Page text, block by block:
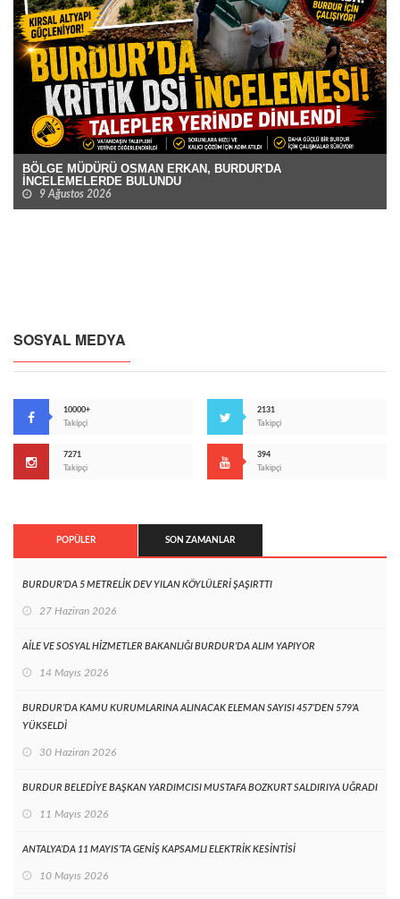
BÖLGE MÜDÜRÜ OSMAN ERKAN, BURDUR'DA
İNCELEMELERDE BULUNDU
9 Ağustos 2026
SOSYAL MEDYA
10000+
Takipçi
2131
Takipçi
7271
Takipçi
394
Takipçi
POPÜLER SON ZAMANLAR
BURDUR’DA 5 METRELİK DEV YILAN KÖYLÜLERİ ŞAŞIRTTI
27 Haziran 2026
AİLE VE SOSYAL HİZMETLER BAKANLIĞI BURDUR’DA ALIM YAPIYOR
14 Mayıs 2026
BURDUR’DA KAMU KURUMLARINA ALINACAK ELEMAN SAYISI 457’DEN 579’A
YÜKSELDİ
30 Haziran 2026
BURDUR BELEDİYE BAŞKAN YARDIMCISI MUSTAFA BOZKURT SALDIRIYA UĞRADI
11 Mayıs 2026
ANTALYA’DA 11 MAYIS’TA GENİŞ KAPSAMLI ELEKTRİK KESİNTİSİ
10 Mayıs 2026